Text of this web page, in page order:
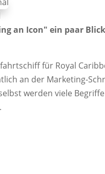
an Icon" ein paar
für Royal
an der Marketing-
werden viele